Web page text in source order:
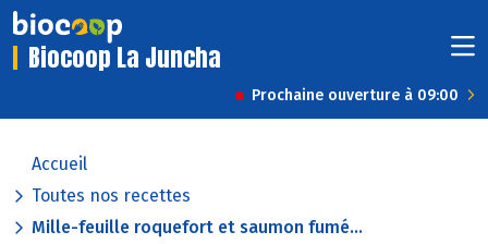
Biocoop La Juncha
Prochaine ouverture à 09:00
Accueil
Toutes nos recettes
Mille-feuille roquefort et saumon fumé...